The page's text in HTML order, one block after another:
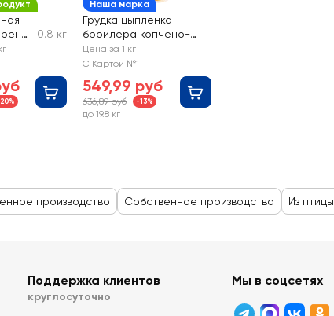
0.8 кг
Наша марка
Грудка цыпленка-
бройлера копчено-
вареная ЛЕНТА,
весовая
Цена за 1 кг
С Картой №1
549,99 руб
636,89 руб -13%
до 19.8 кг
производство Собственное производство Из птицы
Поддержка клиентов
круглосуточно
Мы в соцсетях